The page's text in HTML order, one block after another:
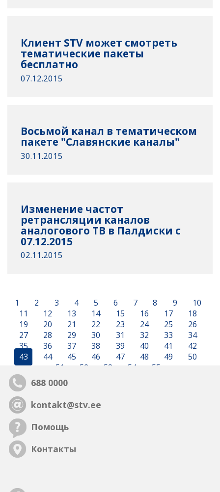
Клиент STV может смотреть
тематические пакеты
бесплатно
07.12.2015
Восьмой канал в тематическом
пакете "Славянские каналы"
30.11.2015
Изменение частот
ретрансляции каналов
аналогового ТВ в Палдиски с
07.12.2015
02.11.2015
1 2 3 4 5 6 7 8 9
10
11
12 13 14 15 16 17
18
19
20 21 22 23 24 25
26
27
28 29 30 31 32 33
34
35
36 37 38 39 40 41
42
43
44 45 46 47 48 49
50
51
52 53 54 55
688 0000
kontakt@stv.ee
Помощь
Контакты